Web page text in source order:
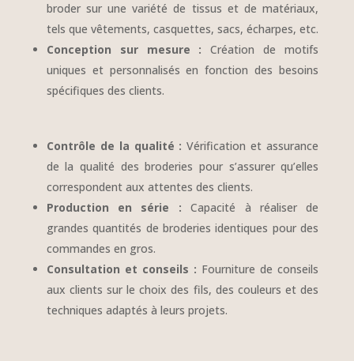
broder sur une variété de tissus et de matériaux,
tels que vêtements, casquettes, sacs, écharpes, etc.
Conception sur mesure : Création de motifs
uniques et personnalisés en fonction des besoins
spécifiques des clients.
Contrôle de la qualité : Vérification et assurance
de la qualité des broderies pour s’assurer qu’elles
correspondent aux attentes des clients.
Production en série : Capacité à réaliser de
grandes quantités de broderies identiques pour des
commandes en gros.
Consultation et conseils : Fourniture de conseils
aux clients sur le choix des fils, des couleurs et des
techniques adaptés à leurs projets.